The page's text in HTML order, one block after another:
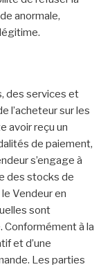
anormale,
des services et
l’acheteur sur les
avoir reçu un
de paiement,
s’engage à
des stocks de
Vendeur en
sont
Conformément à la
et d’une
Les parties